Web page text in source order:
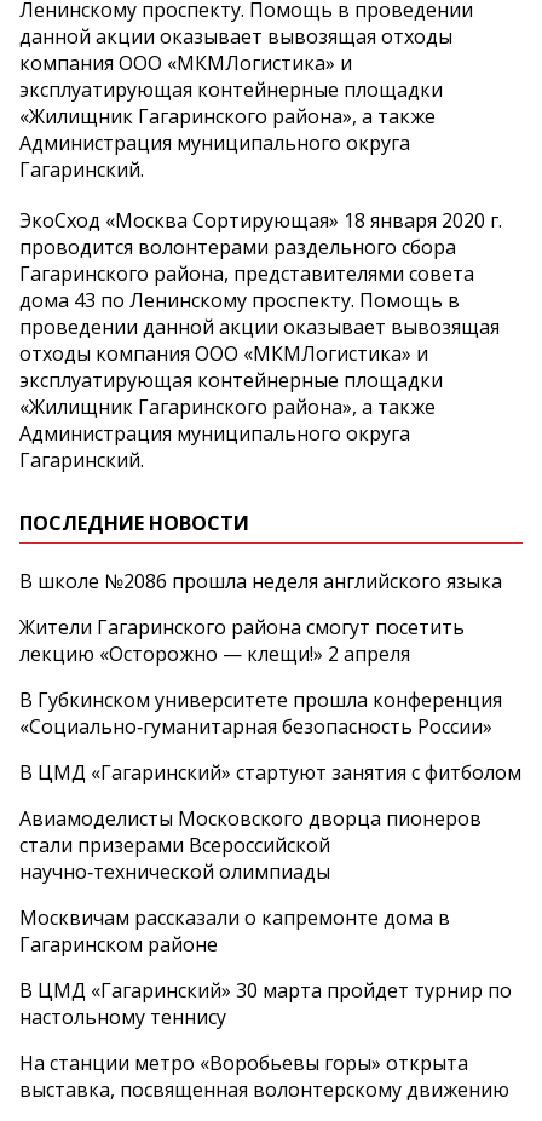
Ленинскому проспекту. Помощь в проведении
данной акции оказывает вывозящая отходы
компания ООО «МКМЛогистика» и
эксплуатирующая контейнерные площадки
«Жилищник Гагаринского района», а также
Администрация муниципального округа
Гагаринский.
ЭкоСход «Москва Сортирующая» 18 января 2020 г.
проводится волонтерами раздельного сбора
Гагаринского района, представителями совета
дома 43 по Ленинскому проспекту. Помощь в
проведении данной акции оказывает вывозящая
отходы компания ООО «МКМЛогистика» и
эксплуатирующая контейнерные площадки
«Жилищник Гагаринского района», а также
Администрация муниципального округа
Гагаринский.
ПОСЛЕДНИЕ НОВОСТИ
В школе №2086 прошла неделя английского языка
Жители Гагаринского района смогут посетить
лекцию «Осторожно — клещи!» 2 апреля
В Губкинском университете прошла конференция
«Социально‑гуманитарная безопасность России»
В ЦМД «Гагаринский» стартуют занятия с фитболом
Авиамоделисты Московского дворца пионеров
стали призерами Всероссийской
научно‑технической олимпиады
Москвичам рассказали о капремонте дома в
Гагаринском районе
В ЦМД «Гагаринский» 30 марта пройдет турнир по
настольному теннису
На станции метро «Воробьевы горы» открыта
выставка, посвященная волонтерскому движению